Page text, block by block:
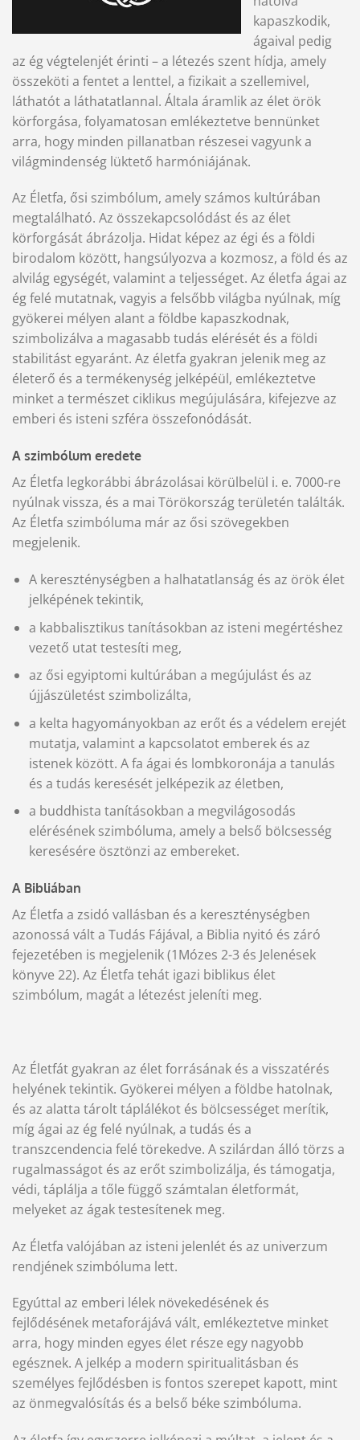
kapaszkodik,
ágaival pedig
az ég végtelenjét érinti – a létezés szent hídja, amely
összeköti a fentet a lenttel, a fizikait a szellemivel,
láthatót a láthatatlannal. Általa áramlik az élet örök
körforgása, folyamatosan emlékeztetve bennünket
arra, hogy minden pillanatban részesei vagyunk a
világmindenség lüktető harmóniájának.
Az Életfa, ősi szimbólum, amely számos kultúrában
megtalálható. Az összekapcsolódást és az élet
körforgását ábrázolja. Hidat képez az égi és a földi
birodalom között, hangsúlyozva a kozmosz, a föld és az
alvilág egységét, valamint a teljességet. Az életfa ágai az
ég felé mutatnak, vagyis a felsőbb világba nyúlnak, míg
gyökerei mélyen alant a földbe kapaszkodnak,
szimbolizálva a magasabb tudás elérését és a földi
stabilitást egyaránt. Az életfa gyakran jelenik meg az
életerő és a termékenység jelképéül, emlékeztetve
minket a természet ciklikus megújulására, kifejezve az
emberi és isteni szféra összefonódását.
A szimbólum eredete
Az Életfa legkorábbi ábrázolásai körülbelül i. e. 7000-re
nyúlnak vissza, és a mai Törökország területén találták.
Az Életfa szimbóluma már az ősi szövegekben
megjelenik.
A kereszténységben a halhatatlanság és az örök élet
jelképének tekintik,
a kabbalisztikus tanításokban az isteni megértéshez
vezető utat testesíti meg,
az ősi egyiptomi kultúrában a megújulást és az
újjászületést szimbolizálta,
a kelta hagyományokban az erőt és a védelem erejét
mutatja, valamint a kapcsolatot emberek és az
istenek között. A fa ágai és lombkoronája a tanulás
és a tudás keresését jelképezik az életben,
a buddhista tanításokban a megvilágosodás
elérésének szimbóluma, amely a belső bölcsesség
keresésére ösztönzi az embereket.
A Bibliában
Az Életfa a zsidó vallásban és a kereszténységben
azonossá vált a Tudás Fájával, a Biblia nyitó és záró
fejezetében is megjelenik (1Mózes 2-3 és Jelenések
könyve 22). Az Életfa tehát igazi biblikus élet
szimbólum, magát a létezést jeleníti meg.
Az Életfát gyakran az élet forrásának és a visszatérés
helyének tekintik. Gyökerei mélyen a földbe hatolnak,
és az alatta tárolt táplálékot és bölcsességet merítik,
míg ágai az ég felé nyúlnak, a tudás és a
transzcendencia felé törekedve. A szilárdan álló törzs a
rugalmasságot és az erőt szimbolizálja, és támogatja,
védi, táplálja a tőle függő számtalan életformát,
melyeket az ágak testesítenek meg.
Az Életfa valójában az isteni jelenlét és az univerzum
rendjének szimbóluma lett.
Egyúttal az emberi lélek növekedésének és
fejlődésének metaforájává vált, emlékeztetve minket
arra, hogy minden egyes élet része egy nagyobb
egésznek. A jelkép a modern spiritualitásban és
személyes fejlődésben is fontos szerepet kapott, mint
az önmegvalósítás és a belső béke szimbóluma.